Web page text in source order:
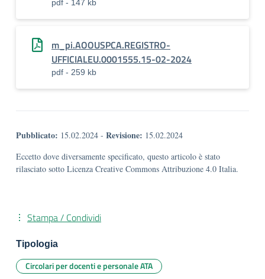
pdf - 147 kb
m_pi.AOOUSPCA.REGISTRO-
UFFICIALEU.0001555.15-02-2024
pdf - 259 kb
Pubblicato: 15.02.2024 - Revisione: 15.02.2024
Eccetto dove diversamente specificato, questo articolo è stato
rilasciato sotto Licenza Creative Commons Attribuzione 4.0 Italia.
Stampa / Condividi
Tipologia
Circolari per docenti e personale ATA